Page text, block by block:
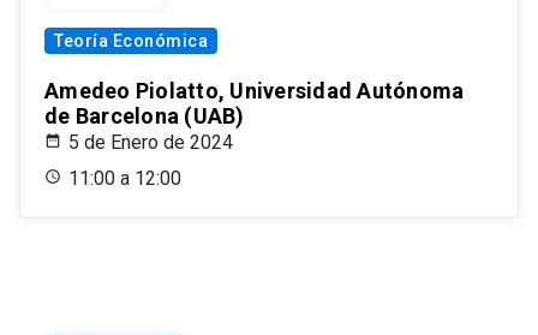
Teoría Económica
Amedeo Piolatto, Universidad Autónoma
de Barcelona (UAB)
5 de Enero de 2024
11:00 a 12:00